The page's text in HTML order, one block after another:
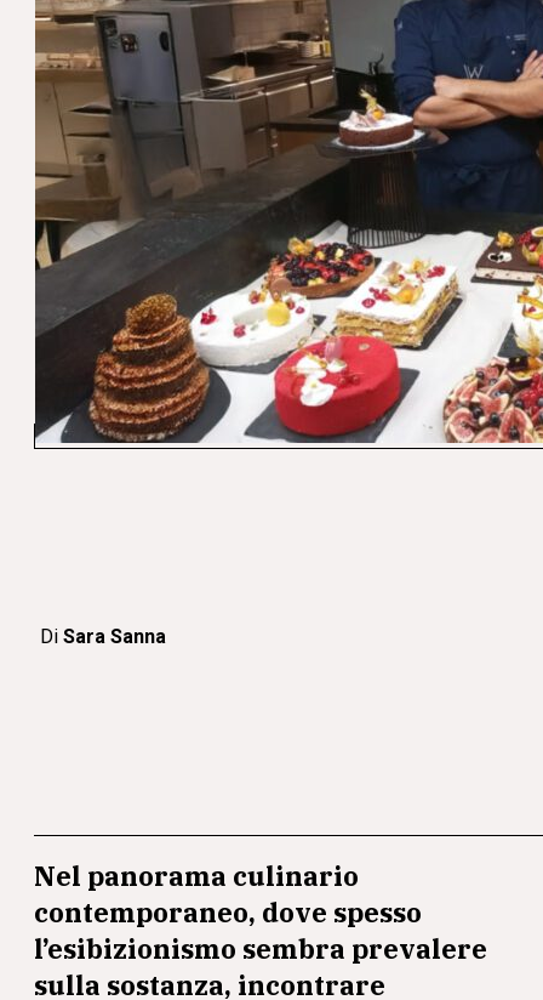
Di Sara Sanna
Nel panorama culinario
contemporaneo, dove spesso
l’esibizionismo sembra prevalere
sulla sostanza, incontrare